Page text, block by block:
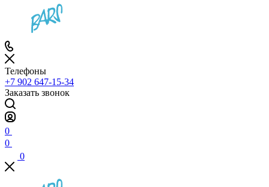
Телефоны
+7 902 647-15-34
Заказать звонок
0
0
0